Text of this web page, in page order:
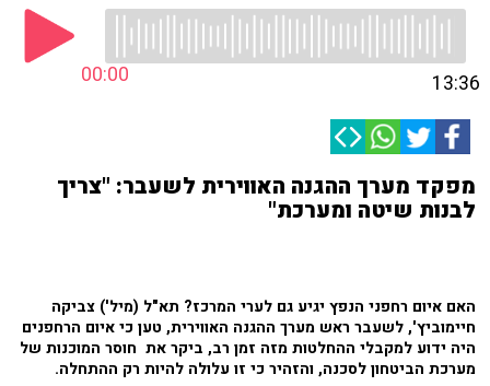
00:00 13:36
מפקד מערך ההגנה האווירית לשעבר: "צריך
לבנות שיטה ומערכת"
האם איום רחפני הנפץ יגיע גם לערי המרכז? תא"ל (מיל') צביקה
חיימוביץ', לשעבר ראש מערך ההגנה האווירית, טען כי איום הרחפנים
היה ידוע למקבלי ההחלטות מזה זמן רב, ביקר את חוסר המוכנות של
מערכת הביטחון לסכנה, והזהיר כי זו עלולה להיות רק ההתחלה.